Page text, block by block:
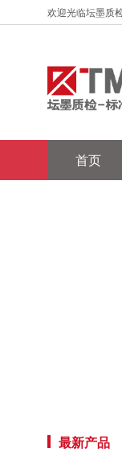
欢迎光临坛墨质
首页
最新产品